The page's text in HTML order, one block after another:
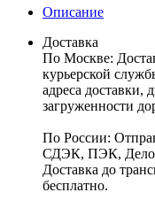
Описание
Доставка
По Москве:
курьерской
адреса доставки,
загруженности
По России:
СДЭК, ПЭК,
Доставка до
бесплатно.